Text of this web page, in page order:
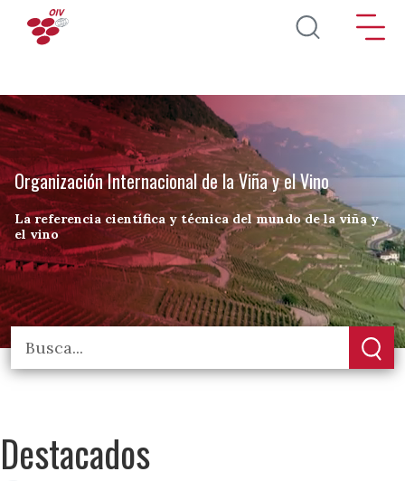
Pasar al contenido principal
Organización Internacional de la Viña y el Vino
La referencia científica y técnica del mundo de la viña y
el vino
Destacados